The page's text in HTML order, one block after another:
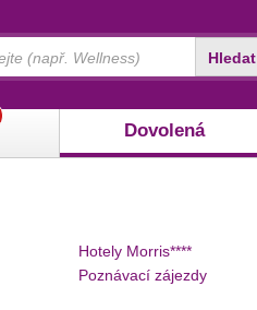
Dovolená
Hledat
Hotely Morris****
Poznávací zájezdy